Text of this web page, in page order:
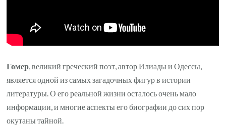
влияние
на
литературу
Гомер, великий греческий поэт, автор Илиады и Одессы,
является одной из самых загадочных фигур в истории
литературы. О его реальной жизни осталось очень мало
информации, и многие аспекты его биографии до сих пор
окутаны тайной.